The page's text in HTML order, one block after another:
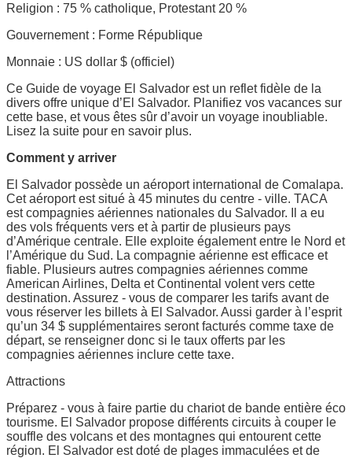
Religion : 75 % catholique, Protestant 20 %
Gouvernement : Forme République
Monnaie : US dollar $ (officiel)
Ce Guide de voyage El Salvador est un reflet fidèle de la
divers offre unique d’El Salvador. Planifiez vos vacances sur
cette base, et vous êtes sûr d’avoir un voyage inoubliable.
Lisez la suite pour en savoir plus.
Comment y arriver
El Salvador possède un aéroport international de Comalapa.
Cet aéroport est situé à 45 minutes du centre - ville. TACA
est compagnies aériennes nationales du Salvador. Il a eu
des vols fréquents vers et à partir de plusieurs pays
d’Amérique centrale. Elle exploite également entre le Nord et
l’Amérique du Sud. La compagnie aérienne est efficace et
fiable. Plusieurs autres compagnies aériennes comme
American Airlines, Delta et Continental volent vers cette
destination. Assurez - vous de comparer les tarifs avant de
vous réserver les billets à El Salvador. Aussi garder à l’esprit
qu’un 34 $ supplémentaires seront facturés comme taxe de
départ, se renseigner donc si le taux offerts par les
compagnies aériennes inclure cette taxe.
Attractions
Préparez - vous à faire partie du chariot de bande entière éco
tourisme. El Salvador propose différents circuits à couper le
souffle des volcans et des montagnes qui entourent cette
région. El Salvador est doté de plages immaculées et de